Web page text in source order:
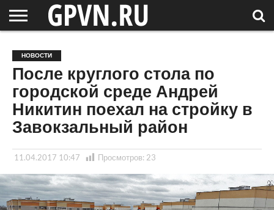
ОБЛАСТЬ
НОВОСТИ
СОСЕДЕЙ
РОССИЯ
/ МИР
СПЕЦПРОЕКТЫ
БЛОГ
СТАТЬИ
ФОТОРЕПОРТАЖИ
ИНТЕРВЬЮ
ОБЪЕКТЫ
ПОДБОРКИ
НОВОСТИ
После круглого стола по
городской среде Андрей
Никитин поехал на стройку в
Завокзальный район
11.04.2017 10:47 Просмотров: 23